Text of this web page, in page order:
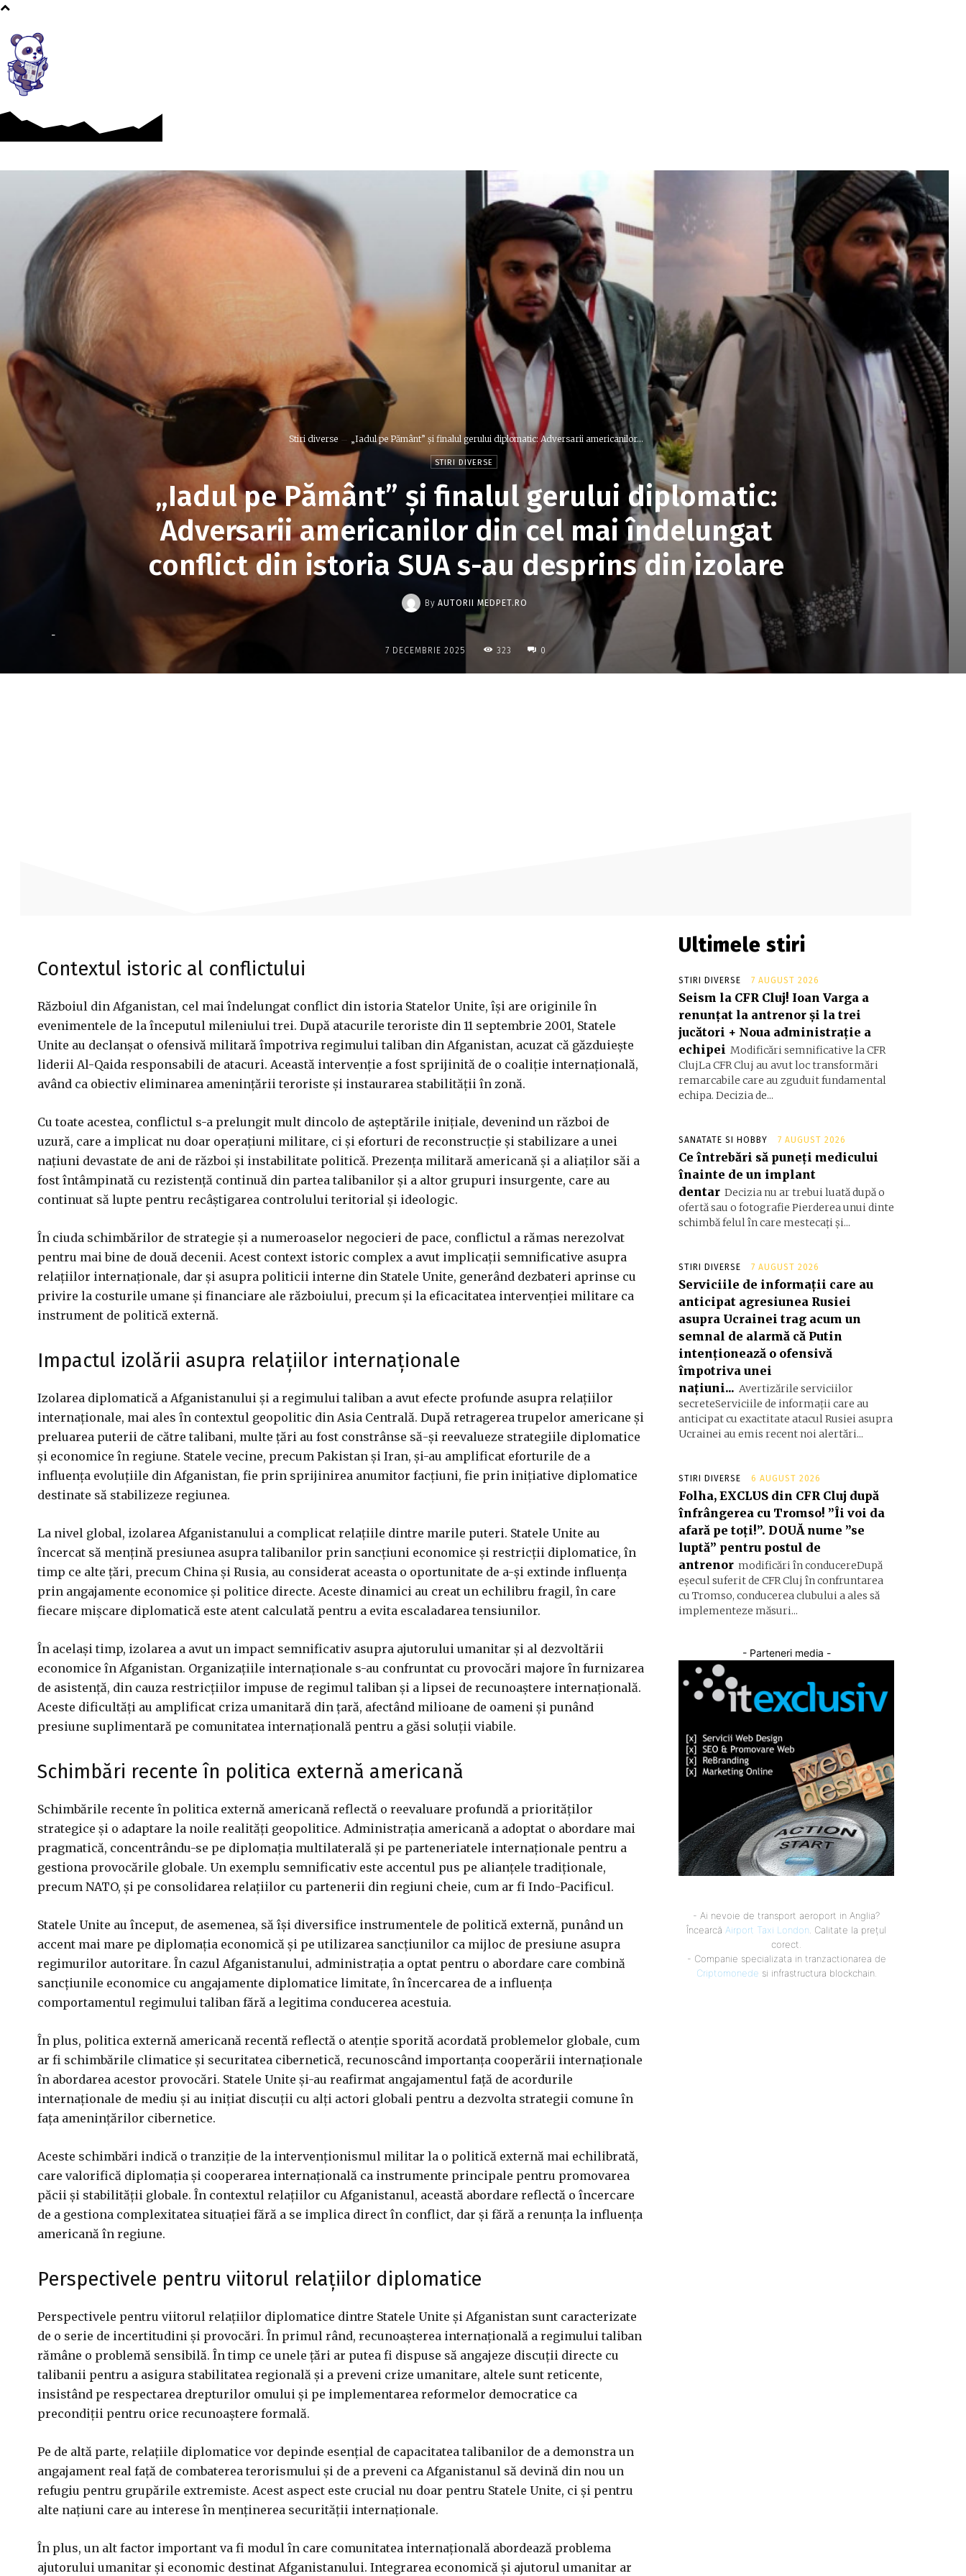
Stiri diverse „Iadul pe Pământ” și finalul gerului diplomatic: Adversarii americanilor...
STIRI DIVERSE
„Iadul pe Pământ” și finalul gerului diplomatic:
Adversarii americanilor din cel mai îndelungat
conflict din istoria SUA s-au desprins din izolare
By AUTORII MEDPET.RO
-
7 DECEMBRIE 2025 323 0
Contextul istoric al conflictului
Războiul din Afganistan, cel mai îndelungat conflict din istoria Statelor Unite, își are originile în
evenimentele de la începutul mileniului trei. După atacurile teroriste din 11 septembrie 2001, Statele
Unite au declanșat o ofensivă militară împotriva regimului taliban din Afganistan, acuzat că găzduiește
liderii Al-Qaida responsabili de atacuri. Această intervenție a fost sprijinită de o coaliție internațională,
având ca obiectiv eliminarea amenințării teroriste și instaurarea stabilității în zonă.
Cu toate acestea, conflictul s-a prelungit mult dincolo de așteptările inițiale, devenind un război de
uzură, care a implicat nu doar operațiuni militare, ci și eforturi de reconstrucție și stabilizare a unei
națiuni devastate de ani de război și instabilitate politică. Prezența militară americană și a aliaților săi a
fost întâmpinată cu rezistență continuă din partea talibanilor și a altor grupuri insurgente, care au
continuat să lupte pentru recâștigarea controlului teritorial și ideologic.
În ciuda schimbărilor de strategie și a numeroaselor negocieri de pace, conflictul a rămas nerezolvat
pentru mai bine de două decenii. Acest context istoric complex a avut implicații semnificative asupra
relațiilor internaționale, dar și asupra politicii interne din Statele Unite, generând dezbateri aprinse cu
privire la costurile umane și financiare ale războiului, precum și la eficacitatea intervenției militare ca
instrument de politică externă.
Impactul izolării asupra relațiilor internaționale
Izolarea diplomatică a Afganistanului și a regimului taliban a avut efecte profunde asupra relațiilor
internaționale, mai ales în contextul geopolitic din Asia Centrală. După retragerea trupelor americane și
preluarea puterii de către talibani, multe țări au fost constrânse să-și reevalueze strategiile diplomatice
și economice în regiune. Statele vecine, precum Pakistan și Iran, și-au amplificat eforturile de a
influența evoluțiile din Afganistan, fie prin sprijinirea anumitor facțiuni, fie prin inițiative diplomatice
destinate să stabilizeze regiunea.
La nivel global, izolarea Afganistanului a complicat relațiile dintre marile puteri. Statele Unite au
încercat să mențină presiunea asupra talibanilor prin sancțiuni economice și restricții diplomatice, în
timp ce alte țări, precum China și Rusia, au considerat aceasta o oportunitate de a-și extinde influența
prin angajamente economice și politice directe. Aceste dinamici au creat un echilibru fragil, în care
fiecare mișcare diplomatică este atent calculată pentru a evita escaladarea tensiunilor.
În același timp, izolarea a avut un impact semnificativ asupra ajutorului umanitar și al dezvoltării
economice în Afganistan. Organizațiile internaționale s-au confruntat cu provocări majore în furnizarea
de asistență, din cauza restricțiilor impuse de regimul taliban și a lipsei de recunoaștere internațională.
Aceste dificultăți au amplificat criza umanitară din țară, afectând milioane de oameni și punând
presiune suplimentară pe comunitatea internațională pentru a găsi soluții viabile.
Schimbări recente în politica externă americană
Schimbările recente în politica externă americană reflectă o reevaluare profundă a priorităților
strategice și o adaptare la noile realități geopolitice. Administrația americană a adoptat o abordare mai
pragmatică, concentrându-se pe diplomația multilaterală și pe parteneriatele internaționale pentru a
gestiona provocările globale. Un exemplu semnificativ este accentul pus pe alianțele tradiționale,
precum NATO, și pe consolidarea relațiilor cu partenerii din regiuni cheie, cum ar fi Indo-Pacificul.
Statele Unite au început, de asemenea, să își diversifice instrumentele de politică externă, punând un
accent mai mare pe diplomația economică și pe utilizarea sancțiunilor ca mijloc de presiune asupra
regimurilor autoritare. În cazul Afganistanului, administrația a optat pentru o abordare care combină
sancțiunile economice cu angajamente diplomatice limitate, în încercarea de a influența
comportamentul regimului taliban fără a legitima conducerea acestuia.
În plus, politica externă americană recentă reflectă o atenție sporită acordată problemelor globale, cum
ar fi schimbările climatice și securitatea cibernetică, recunoscând importanța cooperării internaționale
în abordarea acestor provocări. Statele Unite și-au reafirmat angajamentul față de acordurile
internaționale de mediu și au inițiat discuții cu alți actori globali pentru a dezvolta strategii comune în
fața amenințărilor cibernetice.
Aceste schimbări indică o tranziție de la intervenționismul militar la o politică externă mai echilibrată,
care valorifică diplomația și cooperarea internațională ca instrumente principale pentru promovarea
păcii și stabilității globale. În contextul relațiilor cu Afganistanul, această abordare reflectă o încercare
de a gestiona complexitatea situației fără a se implica direct în conflict, dar și fără a renunța la influența
americană în regiune.
Perspectivele pentru viitorul relațiilor diplomatice
Perspectivele pentru viitorul relațiilor diplomatice dintre Statele Unite și Afganistan sunt caracterizate
de o serie de incertitudini și provocări. În primul rând, recunoașterea internațională a regimului taliban
rămâne o problemă sensibilă. În timp ce unele țări ar putea fi dispuse să angajeze discuții directe cu
talibanii pentru a asigura stabilitatea regională și a preveni crize umanitare, altele sunt reticente,
insistând pe respectarea drepturilor omului și pe implementarea reformelor democratice ca
precondiții pentru orice recunoaștere formală.
Pe de altă parte, relațiile diplomatice vor depinde esențial de capacitatea talibanilor de a demonstra un
angajament real față de combaterea terorismului și de a preveni ca Afganistanul să devină din nou un
refugiu pentru grupările extremiste. Acest aspect este crucial nu doar pentru Statele Unite, ci și pentru
alte națiuni care au interese în menținerea securității internaționale.
În plus, un alt factor important va fi modul în care comunitatea internațională abordează problema
ajutorului umanitar și economic destinat Afganistanului. Integrarea economică și ajutorul umanitar ar
Ultimele stiri
STIRI DIVERSE 7 AUGUST 2026
Seism la CFR Cluj! Ioan Varga a
renunțat la antrenor și la trei
jucători + Noua administrație a
echipei Modificări semnificative la CFR
ClujLa CFR Cluj au avut loc transformări
remarcabile care au zguduit fundamental
echipa. Decizia de...
SANATATE SI HOBBY 7 AUGUST 2026
Ce întrebări să puneți medicului
înainte de un implant
dentar Decizia nu ar trebui luată după o
ofertă sau o fotografie Pierderea unui dinte
schimbă felul în care mestecați și...
STIRI DIVERSE 7 AUGUST 2026
Serviciile de informații care au
anticipat agresiunea Rusiei
asupra Ucrainei trag acum un
semnal de alarmă că Putin
intenționează o ofensivă
împotriva unei
națiuni... Avertizările serviciilor
secreteServiciile de informații care au
anticipat cu exactitate atacul Rusiei asupra
Ucrainei au emis recent noi alertări...
STIRI DIVERSE 6 AUGUST 2026
Folha, EXCLUS din CFR Cluj după
înfrângerea cu Tromso! ”Îi voi da
afară pe toți!”. DOUĂ nume ”se
luptă” pentru postul de
antrenor modificări în conducereDupă
eșecul suferit de CFR Cluj în confruntarea
cu Tromso, conducerea clubului a ales să
implementeze măsuri...
- Parteneri media -
- Ai nevoie de transport aeroport in Anglia?
Încearcă Airport Taxi London. Calitate la prețul
corect.
- Companie specializata in tranzactionarea de
Criptomonede si infrastructura blockchain.